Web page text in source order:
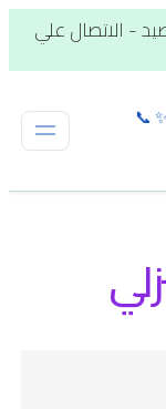
الصيد - الاتصال علي